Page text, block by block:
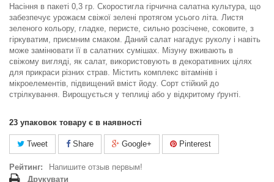
Насіння в пакеті 0,3 гр. Скоростигла гірчична салатна культура, що
забезпечує урожаєм свіжої зелені протягом усього літа. Листя
зеленого кольору, гладке, перисте, сильно розсічене, соковите, з
гіркуватим, приємним смаком. Даний салат нагадує руколу і навіть
може замінювати її в салатних сумішах. Мізуну вживають в
свіжому вигляді, як салат, використовують в декоративних цілях
для прикраси різних страв. Містить комплекс вітамінів і
мікроелементів, підвищений вміст йоду. Сорт стійкий до
стрілкування. Вирощується у теплиці або у відкритому ґрунті.
23 упаковок товару є в наявності
Tweet Share Google+ Pinterest
Рейтинг:
Напишите отзыв первым!
Друкувати